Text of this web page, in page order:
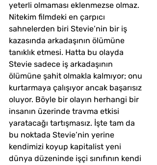
yeterli olmaması eklenmezse olmaz.
Nitekim filmdeki en çarpıcı
sahnelerden biri Stevie’nin bir iş
kazasında arkadaşının ölümüne
tanıklık etmesi. Hatta bu olayda
Stevie sadece iş arkadaşının
ölümüne şahit olmakla kalmıyor; onu
kurtarmaya çalışıyor ancak başarısız
oluyor. Böyle bir olayın herhangi bir
insanın üzerinde travma etkisi
yaratacağı tartışmasız. İşte tam da
bu noktada Stevie’nin yerine
kendimizi koyup kapitalist yeni
dünya düzeninde işçi sınıfının kendi